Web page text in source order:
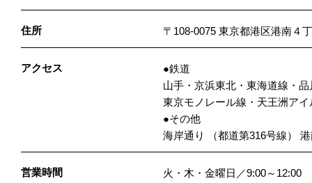
住所 〒108-0075 東京都港区港南４
アクセス
●鉄道
山手・京浜東北・東海道線・
東京モノレール線・天王洲ア
●その他
海岸通り （都道第316号線）
営業時間
火・木・金曜日／9:00～12:00